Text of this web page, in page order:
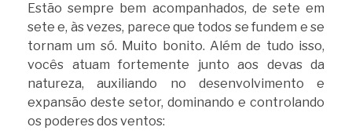
Estão sempre bem acompanhados, de sete em
sete e, às vezes, parece que todos se fundem e se
tornam um só. Muito bonito. Além de tudo isso,
vocês atuam fortemente junto aos devas da
natureza, auxiliando no desenvolvimento e
expansão deste setor, dominando e controlando
os poderes dos ventos: